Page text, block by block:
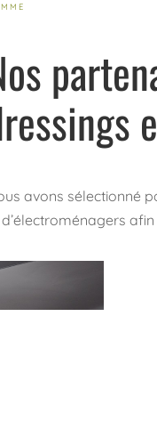
avons sélectionné